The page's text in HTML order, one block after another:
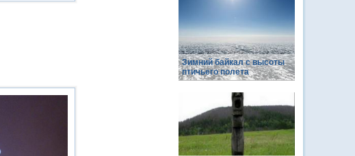
Зимний байкал с высоты
птичьего полета